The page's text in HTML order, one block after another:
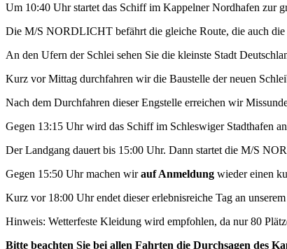
Um 10:40 Uhr startet das Schiff im Kappelner Nordhafen zur
Die M/S NORDLICHT befährt die gleiche Route, die auch
An den Ufern der Schlei sehen Sie die kleinste Stadt
Kurz vor Mittag durchfahren wir die Baustelle der neuen
Nach dem Durchfahren dieser Engstelle erreichen wir
Gegen 13:15 Uhr wird das Schiff im Schleswiger Stadthafen
Der Landgang dauert bis 15:00 Uhr. Dann startet die M/S
Gegen 15:50 Uhr machen wirauf Anmeldung wieder einen
Kurz vor 18:00 Uhr endet dieser erlebnisreiche Tag an
Hinweis: Wetterfeste Kleidung wird empfohlen, da nur 80
Bitte beachten Sie bei allen Fahrten die Durchsagen des